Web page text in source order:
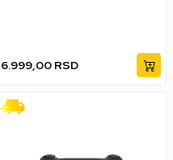
6.999,00 RSD